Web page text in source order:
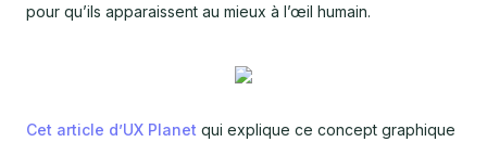
pour qu’ils apparaissent au mieux à l’œil humain.
Cet article d’UX Planet qui explique ce concept graphique